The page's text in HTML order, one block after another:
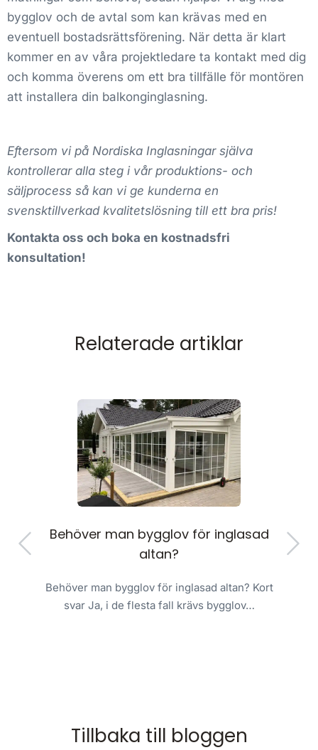
bygglov och de avtal som kan krävas med en
eventuell bostadsrättsförening. När detta är klart
kommer en av våra projektledare ta kontakt med dig
och komma överens om ett bra tillfälle för montören
att installera din balkonginglasning.
Eftersom vi på Nordiska Inglasningar själva
kontrollerar alla steg i vår produktions- och
säljprocess så kan vi ge kunderna en
svensktillverkad kvalitetslösning till ett bra pris!
Kontakta oss och boka en kostnadsfri
konsultation!
Relaterade artiklar
Behöver man bygglov för inglasad
altan?
Behöver man bygglov för inglasad altan? Kort
svar Ja, i de flesta fall krävs bygglov…
Tillbaka till bloggen